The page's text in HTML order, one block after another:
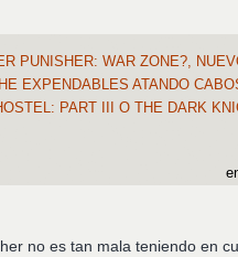
PUNISHER: WAR ZONE?,
EXPENDABLES ATANDO
PART III O THE DARK
no es tan mala teniendo en